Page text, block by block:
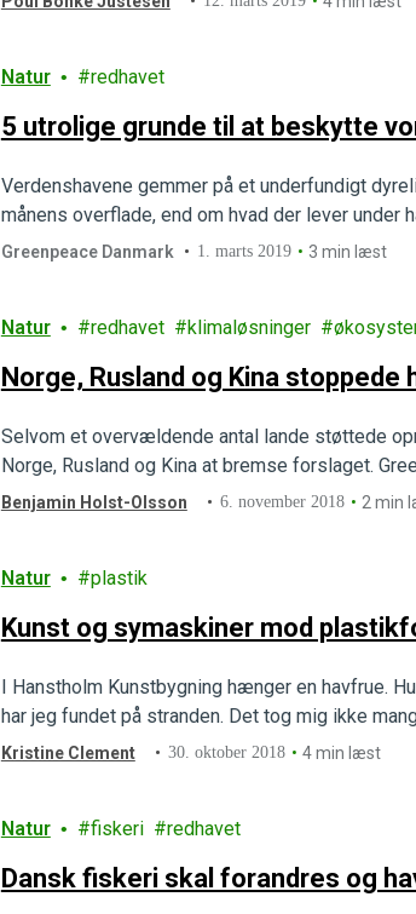
Natur redhavet
5 utrolige grunde til at beskytte
Verdenshavene gemmer på et underfundigt
månens overflade, end om hvad der lever under
Greenpeace Danmark 1. marts 2019 3 min læst
Natur redhavet klimaløsninger
Norge, Rusland og Kina
Selvom et overvældende antal lande støttede
Norge, Rusland og Kina at bremse forslaget.
Benjamin Holst-Olsson 6. november 2018 2 min
Natur plastik
Kunst og symaskiner mod
I Hanstholm Kunstbygning hænger en havfrue.
har jeg fundet på stranden. Det tog mig ikke
Kristine Clement 30. oktober 2018 4 min læst
Natur fiskeri redhavet
Dansk fiskeri skal forandres og